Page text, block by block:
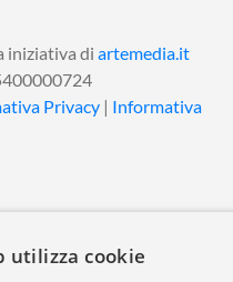
iniziativa di artemedia.it
Privacy | Informativa
utilizza cookie